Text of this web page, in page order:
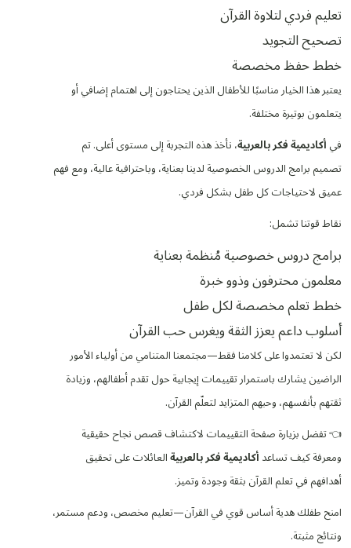
تعليم فردي لتلاوة القرآن
تصحيح التجويد
خطط حفظ مخصصة
يعتبر هذا الخيار مناسبًا للأطفال الذين يحتاجون إلى اهتمام إضافي أو
يتعلمون بوتيرة مختلفة.
فيأكاديمية فكر بالعربية، نأخذ هذه التجربة إلى مستوى أعلى. تم
تصميم برامج الدروس الخصوصية لدينا بعناية، وباحترافية عالية، ومع فهم
عميق لاحتياجات كل طفل بشكل فردي.
نقاط قوتنا تشمل:
برامج دروس خصوصية مُنظمة بعناية
معلمون محترفون وذوو خبرة
خطط تعلم مخصصة لكل طفل
أسلوب داعم يعزز الثقة ويغرس حب القرآن
لكن لا تعتمدوا على كلامنا فقط—مجتمعنا المتنامي من أولياء الأمور
الراضين يشارك باستمرار تقييمات إيجابية حول تقدم أطفالهم، وزيادة
ثقتهم بأنفسهم، وحبهم المتزايد لتعلّم القرآن.
👈 تفضل بزيارة صفحة التقييمات لاكتشاف قصص نجاح حقيقية
ومعرفة كيف تساعدأكاديمية فكر بالعربيةالعائلات على تحقيق
أهدافهم في تعلم القرآن بثقة وجودة وتميز.
امنح طفلك هدية أساس قوي في القرآن—تعليم مخصص، ودعم مستمر،
ونتائج مثبتة.